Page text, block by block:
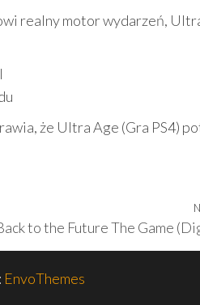
realny motor wydarzeń,
że Ultra Age (Gra PS4)
to the Future The Game
EnvoThemes